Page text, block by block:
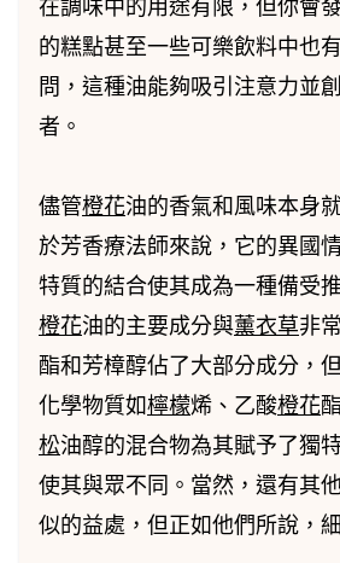
在調味中的用途有限，但你會
的糕點甚至一些可樂飲料中也
問，這種油能夠吸引注意力並
者。
儘管橙花油的香氣和風味本身
於芳香療法師來說，它的異國
特質的結合使其成為一種備受
橙花油的主要成分與薰衣草非
酯和芳樟醇佔了大部分成分，但
化學物質如檸檬烯、乙酸橙花
松油醇的混合物為其賦予了獨
使其與眾不同。當然，還有其
似的益處，但正如他們所說，